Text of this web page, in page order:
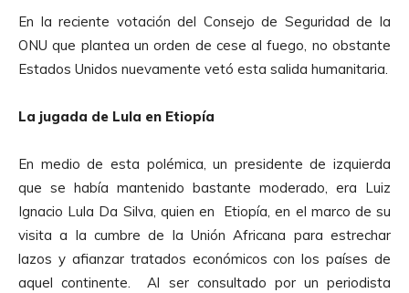
En la reciente votación del Consejo de Seguridad de la
ONU que plantea un orden de cese al fuego, no obstante
Estados Unidos nuevamente vetó esta salida humanitaria.
La jugada de Lula en Etiopía
En medio de esta polémica, un presidente de izquierda
que se había mantenido bastante moderado, era Luiz
Ignacio Lula Da Silva, quien en Etiopía, en el marco de su
visita a la cumbre de la Unión Africana para estrechar
lazos y afianzar tratados económicos con los países de
aquel continente. Al ser consultado por un periodista